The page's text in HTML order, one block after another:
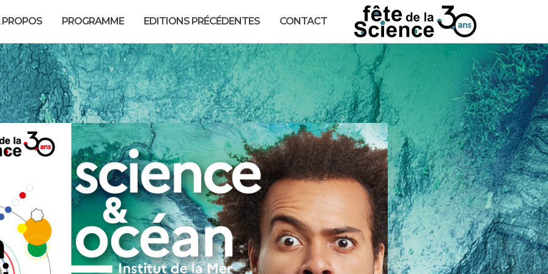
PROPOS PROGRAMME EDITIONS PRÉCÉDENTES CONTACT